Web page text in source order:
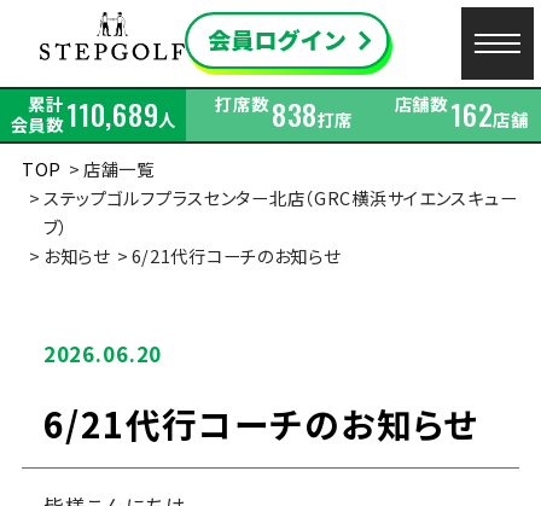
累計
会員数110,689人
打席数838打席
店舗数162店舗
TOP
店舗一覧
ステップゴルフプラスセンター北店（GRC横浜サイエンスキュー
ブ）
お知らせ
6/21代行コーチのお知らせ
2026.06.20
6/21代行コーチのお知らせ